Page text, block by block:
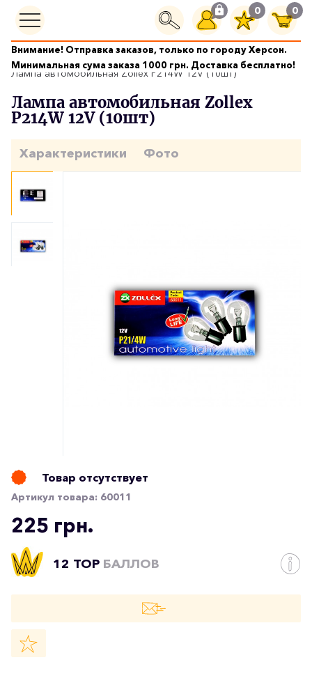
0 0
Внимание! Отправка заказов, только по городу Херсон.
Минимальная сума заказа 1000 грн. Доставка бесплатно!
Автолампы
Лампа автомобильная Zollex P214W 12V (10шт)
Лампа автомобильная Zollex
P214W 12V (10шт)
Характеристики Фото
Товар отсутствует
Артикул товара: 60011
225 грн.
12 TOP БАЛЛОВ